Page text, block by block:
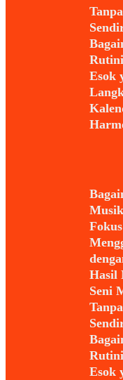
Esok
Hasil
Seni
Esok